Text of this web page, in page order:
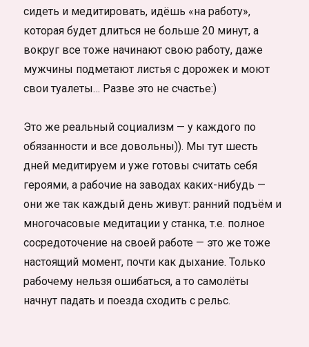
сидеть и медитировать, идёшь «на работу»,
которая будет длиться не больше 20 минут, а
вокруг все тоже начинают свою работу, даже
мужчины подметают листья с дорожек и моют
свои туалеты… Разве это не счастье:)
Это же реальный социализм — у каждого по
обязанности и все довольны)). Мы тут шесть
дней медитируем и уже готовы считать себя
героями, а рабочие на заводах каких-нибудь —
они же так каждый день живут: ранний подъём и
многочасовые медитации у станка, т.е. полное
сосредоточение на своей работе — это же тоже
настоящий момент, почти как дыхание. Только
рабочему нельзя ошибаться, а то самолёты
начнут падать и поезда сходить с рельс.